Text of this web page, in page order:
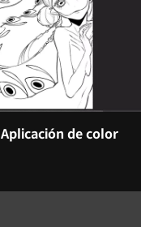
Aplicación de color